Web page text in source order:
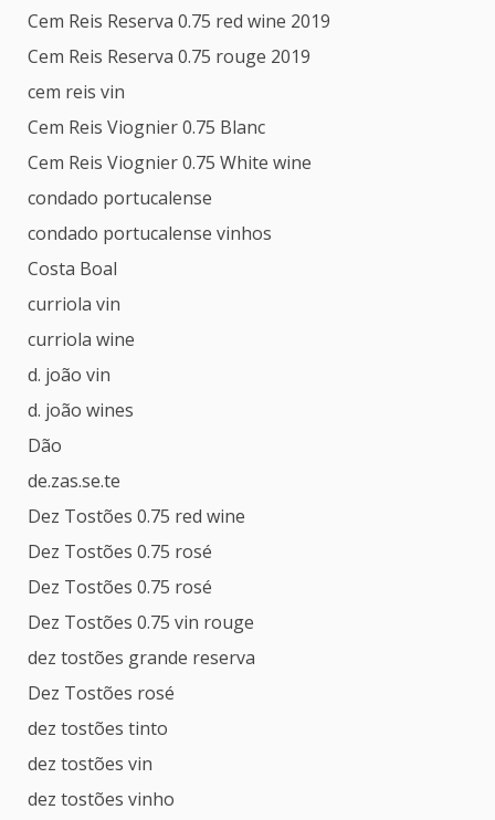
Cem Reis Reserva 0.75 red wine 2019
Cem Reis Reserva 0.75 rouge 2019
cem reis vin
Cem Reis Viognier 0.75 Blanc
Cem Reis Viognier 0.75 White wine
condado portucalense
condado portucalense vinhos
Costa Boal
curriola vin
curriola wine
d. joão vin
d. joão wines
Dão
de.zas.se.te
Dez Tostões 0.75 red wine
Dez Tostões 0.75 rosé
Dez Tostões 0.75 rosé
Dez Tostões 0.75 vin rouge
dez tostões grande reserva
Dez Tostões rosé
dez tostões tinto
dez tostões vin
dez tostões vinho